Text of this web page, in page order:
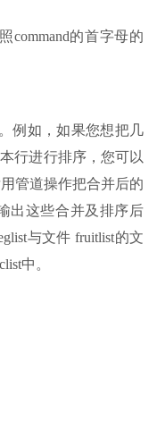
command的首字母的
例如，如果您想把几
行进行排序，您可以
管道操作把合并后的
出这些合并及排序后
与文件 fruitlist的文
中。